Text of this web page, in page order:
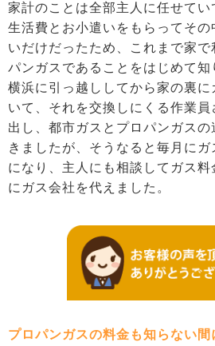
家計のことは全部主人に任せてい
生活費とお小遣いをもらってそ
いだけだったため、これまで家で
パンガスであることをはじめて知
横浜に引っ越ししてから家の裏に
いて、それを交換しにくる作業
出し、都市ガスとプロパンガス
きましたが、そうなると毎月に
になり、主人にも相談してガス
にガス会社を代えました。
プロパンガスの料金も知らない